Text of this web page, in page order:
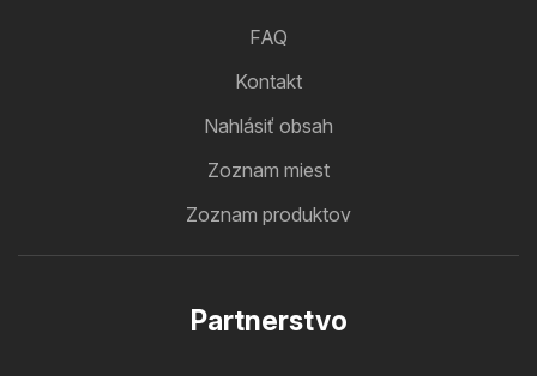
FAQ
Kontakt
Nahlásiť obsah
Zoznam miest
Zoznam produktov
Partnerstvo